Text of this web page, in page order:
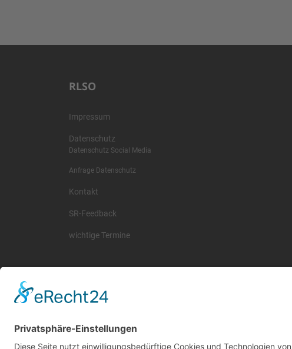
RLSO
Impressum
Datenschutz
Datenschutz Social Media
Anfrage Datenschutz
Kontakt
SR-Feedback
wichtige Termine